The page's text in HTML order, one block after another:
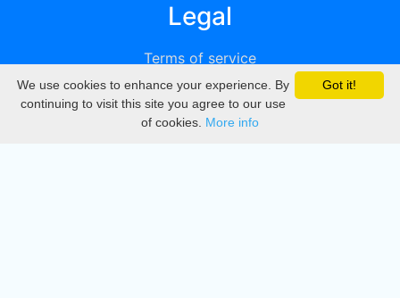
Legal
Terms of service
Privacy
DMCA
Got it!
We use cookies to enhance your experience. By
continuing to visit this site you agree to our use
of cookies. More info